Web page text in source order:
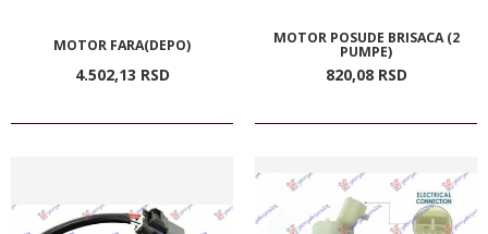
MOTOR FARA(DEPO)
4.502,13 RSD
MOTOR POSUDE BRISACA (2
PUMPE)
820,08 RSD